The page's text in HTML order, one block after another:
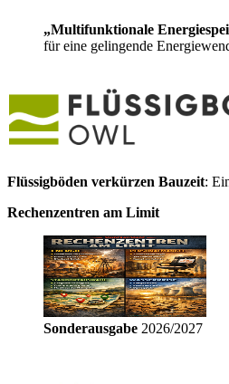
„Multifunktionale
für eine gelingende
Flüssigböden verkürzen Bauzeit:
Rechenzentren am Limit
Sonderausgabe 2026/2027